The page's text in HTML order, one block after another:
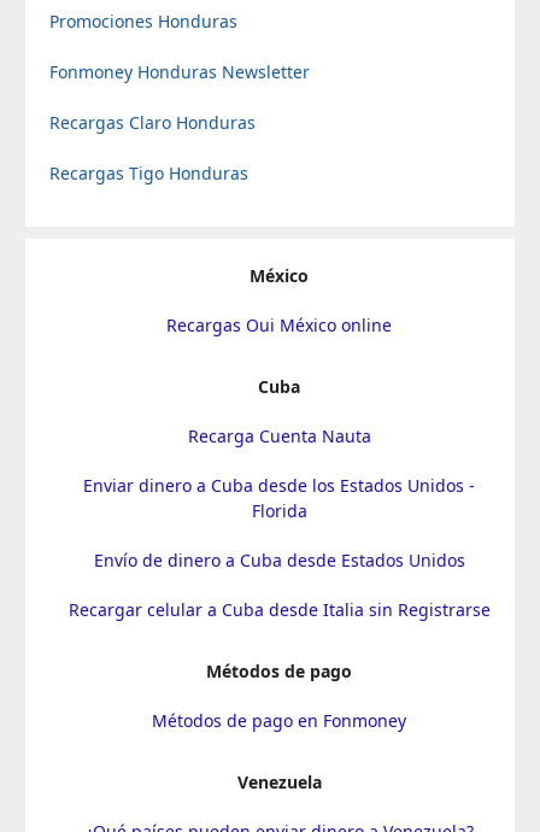
Promociones Honduras
Fonmoney Honduras Newsletter
Recargas Claro Honduras
Recargas Tigo Honduras
México
Recargas Oui México online
Cuba
Recarga Cuenta Nauta
Enviar dinero a Cuba desde los Estados Unidos -
Florida
Envío de dinero a Cuba desde Estados Unidos
Recargar celular a Cuba desde Italia sin Registrarse
Métodos de pago
Métodos de pago en Fonmoney
Venezuela